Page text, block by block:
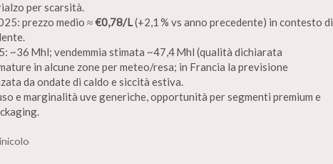
per scarsità.
prezzo medio ≈€0,78/L(+2,1 % vs anno precedente) in contesto di
~36 Mhl; vendemmia stimata ~47,4 Mhl (qualità dichiarata
in alcune zone per meteo/resa; in Francia la previsione
da ondate di caldo e siccità estiva.
e marginalità uve generiche, opportunità per segmenti premium e